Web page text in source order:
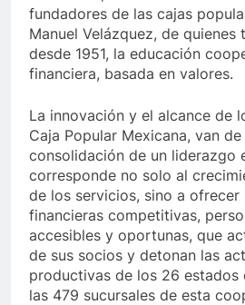
fundadores de las cajas
Manuel Velázquez, de quienes
desde 1951, la educación
financiera, basada en valores.
La innovación y el alcance de
Caja Popular Mexicana, van
consolidación de un liderazgo
corresponde no solo al
de los servicios, sino a ofrecer
financieras competitivas,
accesibles y oportunas, que
de sus socios y detonan las
productivas de los 26 estados
las 479 sucursales de esta